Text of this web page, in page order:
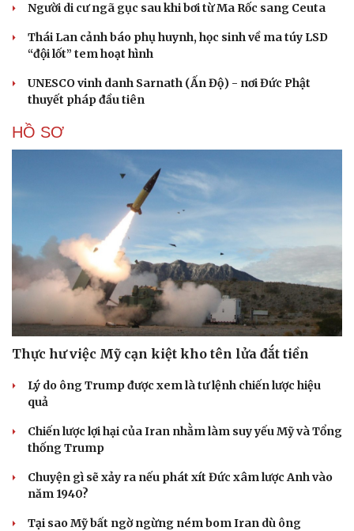
Người di cư ngã gục sau khi bơi từ Ma Rốc sang Ceuta
Thái Lan cảnh báo phụ huynh, học sinh về ma túy LSD
“đội lốt” tem hoạt hình
UNESCO vinh danh Sarnath (Ấn Độ) - nơi Đức Phật
thuyết pháp đầu tiên
HỒ SƠ
Thực hư việc Mỹ cạn kiệt kho tên lửa đắt tiền
Lý do ông Trump được xem là tư lệnh chiến lược hiệu
quả
Chiến lược lợi hại của Iran nhằm làm suy yếu Mỹ và Tổng
thống Trump
Chuyện gì sẽ xảy ra nếu phát xít Đức xâm lược Anh vào
năm 1940?
Tại sao Mỹ bất ngờ ngừng ném bom Iran dù ông